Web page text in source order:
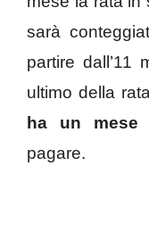
sarà
partire dall’11
ultimo della
ha un mese
pagare.